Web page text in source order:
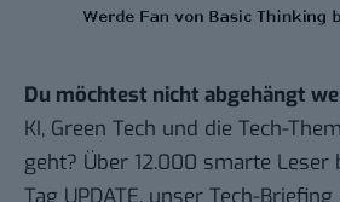
Du möchtest nicht abgehängt
KI, Green Tech und die Tech-
geht? Über 12.000 smarte Leser